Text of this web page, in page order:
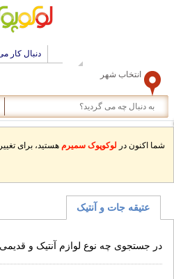
دنبال کار
انتخاب شهر
اکنون درلوکوپوک سمیرمهستید، برای تغییر
عتیقه جات و آنتیک
جستجوی چه نوع لوازم آنتیک و قدیمی